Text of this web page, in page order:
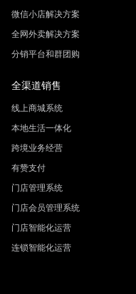
微信小店解决方案
全网外卖解决方案
分销平台和群团购
全渠道销售
线上商城系统
本地生活一体化
跨境业务经营
有赞支付
门店管理系统
门店会员管理系统
门店智能化运营
连锁智能化运营